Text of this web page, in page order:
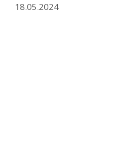
18.05.2024